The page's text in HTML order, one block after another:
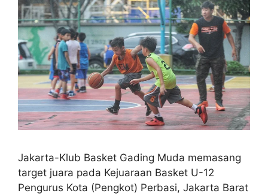
Jakarta-Klub Basket Gading Muda memasang
target juara pada Kejuaraan Basket U-12
Pengurus Kota (Pengkot) Perbasi, Jakarta Barat